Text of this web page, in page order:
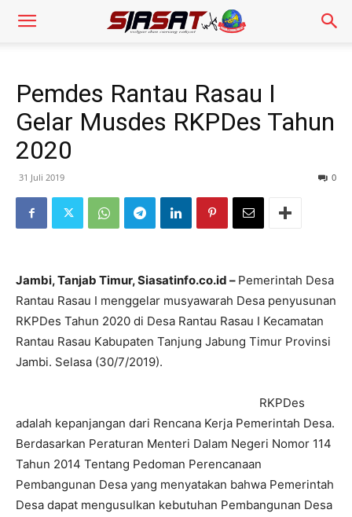
Pemdes Rantau Rasau I
Gelar Musdes RKPDes Tahun
2020
31 Juli 2019 0
Jambi, Tanjab Timur, Siasatinfo.co.id – Pemerintah Desa
Rantau Rasau I menggelar musyawarah Desa penyusunan
RKPDes Tahun 2020 di Desa Rantau Rasau I Kecamatan
Rantau Rasau Kabupaten Tanjung Jabung Timur Provinsi
Jambi. Selasa (30/7/2019).
RKPDes
adalah kepanjangan dari Rencana Kerja Pemerintah Desa.
Berdasarkan Peraturan Menteri Dalam Negeri Nomor 114
Tahun 2014 Tentang Pedoman Perencanaan
Pembangunan Desa yang menyatakan bahwa Pemerintah
Desa dapat mengusulkan kebutuhan Pembangunan Desa